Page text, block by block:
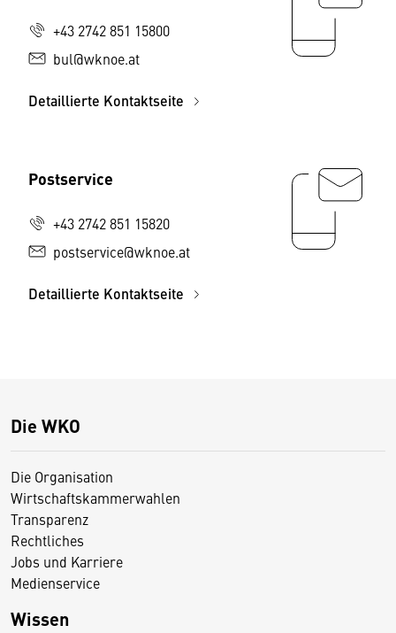
+43 2742 851 15800
bul@wknoe.at
Detaillierte Kontaktseite
Postservice
+43 2742 851 15820
postservice@wknoe.at
Detaillierte Kontaktseite
Die WKO
Die Organisation
Wirtschaftskammerwahlen
Transparenz
Rechtliches
Jobs und Karriere
Medienservice
Wissen